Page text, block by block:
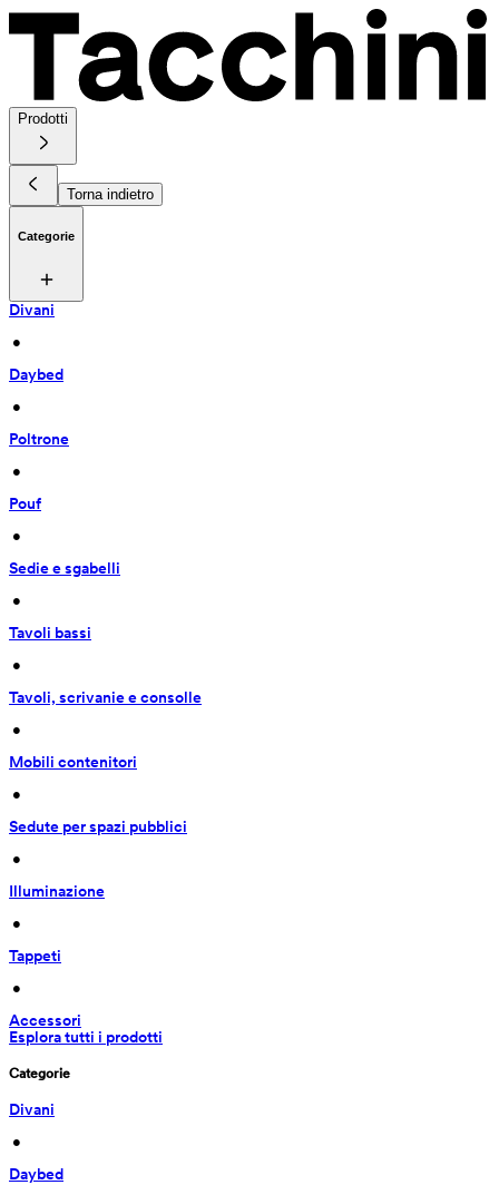
Prodotti
Torna indietro
Categorie
Divani
•
Daybed
•
Poltrone
•
Pouf
•
Sedie e sgabelli
•
Tavoli bassi
•
Tavoli, scrivanie e consolle
•
Mobili contenitori
•
Sedute per spazi pubblici
•
Illuminazione
•
Tappeti
•
Accessori
Esplora tutti i prodotti
Categorie
Divani
•
Daybed